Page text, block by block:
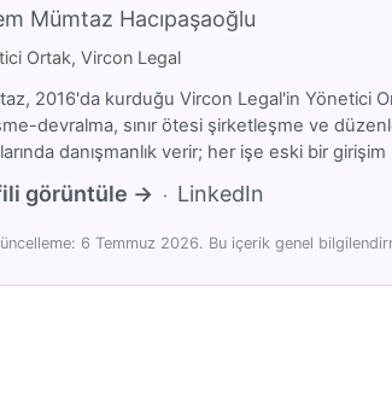
Mümtaz Hacıpaşaoğlu
Ortak, Vircon Legal
2016'da kurduğu Vircon Legal'in Yönetici
devralma, sınır ötesi şirketleşme ve
danışmanlık verir; her işe eski bir girişim
görüntüle → · LinkedIn
6 Temmuz 2026. Bu içerik genel